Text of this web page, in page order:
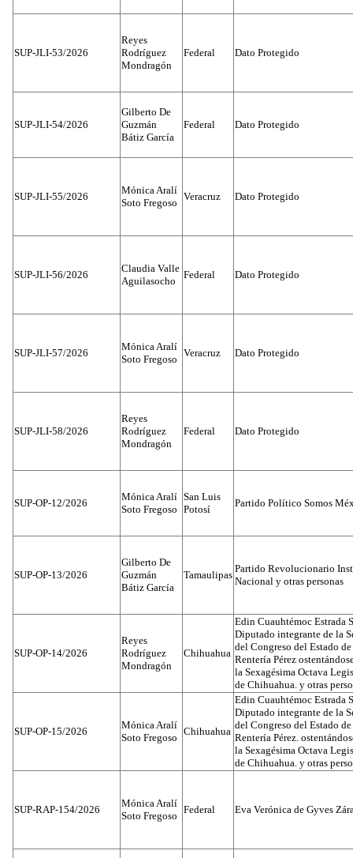
SUP-JLI-53/2026
Reyes
Rodríguez
Mondragón
Federal Dato Protegido
SUP-JLI-54/2026
Gilberto De
Guzmán
Bátiz García
Federal Dato Protegido
SUP-JLI-55/2026
Mónica Aralí
Soto Fregoso
Veracruz Dato Protegido
SUP-JLI-56/2026
Claudia Valle
Aguilasocho
Federal Dato Protegido
SUP-JLI-57/2026
Mónica Aralí
Soto Fregoso
Veracruz Dato Protegido
SUP-JLI-58/2026
Reyes
Rodríguez
Mondragón
Federal Dato Protegido
SUP-OP-12/2026
Mónica Aralí
Soto Fregoso
San Luis
Potosí
Partido Político Somos
SUP-OP-13/2026
Gilberto De
Guzmán
Bátiz García
Tamaulipas
Partido Revolucionario
Nacional y otras personas
SUP-OP-14/2026
Reyes
Rodríguez
Mondragón
Chihuahua
Edin Cuauhtémoc Estrada
Diputado integrante de la
del Congreso del Estado
Rentería Pérez
la Sexagésima Octava
de Chihuahua. y otras
SUP-OP-15/2026
Mónica Aralí
Soto Fregoso
Chihuahua
Edin Cuauhtémoc Estrada
Diputado integrante de la
del Congreso del Estado
Rentería Pérez.
la Sexagésima Octava
de Chihuahua. y otras
SUP-RAP-154/2026
Mónica Aralí
Soto Fregoso
Federal Eva Verónica de Gyves